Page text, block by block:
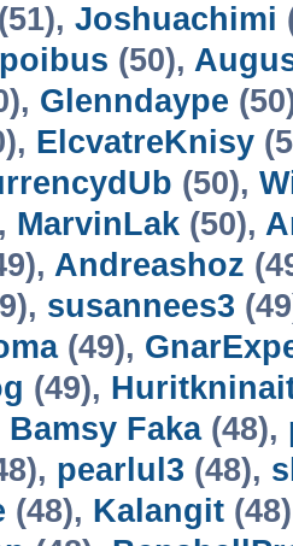
(51), Joshuachimi
(50),
Glenndaype
ElcvatreKnisy
(50),
MarvinLak (50),
Andreashoz
susannees3
(49),
(49),
Bamsy Faka(48),
pearlul3 (48),
(48), Kalangit